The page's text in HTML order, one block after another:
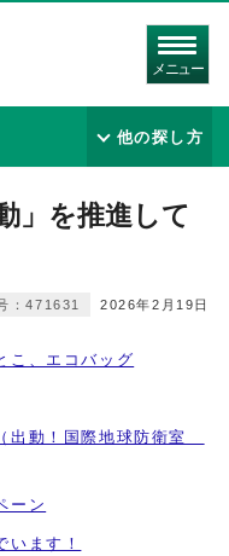
メニュー
他の探し方
」を推進して
2026年2月19日
：471631
こ、エコバッグ
出動！国際地球防衛室
ーン
います！